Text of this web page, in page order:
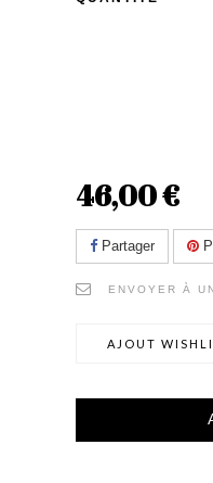
46,00 €
Partager
ENVOYER À
AJOUT